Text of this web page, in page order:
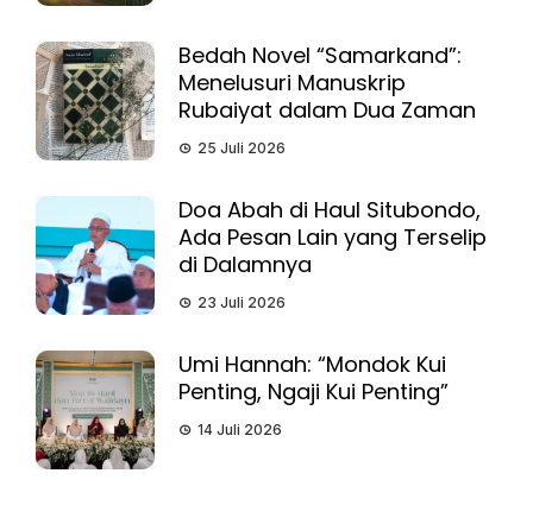
Bedah Novel “Samarkand”:
Menelusuri Manuskrip
Rubaiyat dalam Dua Zaman
25 Juli 2026
Doa Abah di Haul Situbondo,
Ada Pesan Lain yang Terselip
di Dalamnya
23 Juli 2026
Umi Hannah: “Mondok Kui
Penting, Ngaji Kui Penting”
14 Juli 2026